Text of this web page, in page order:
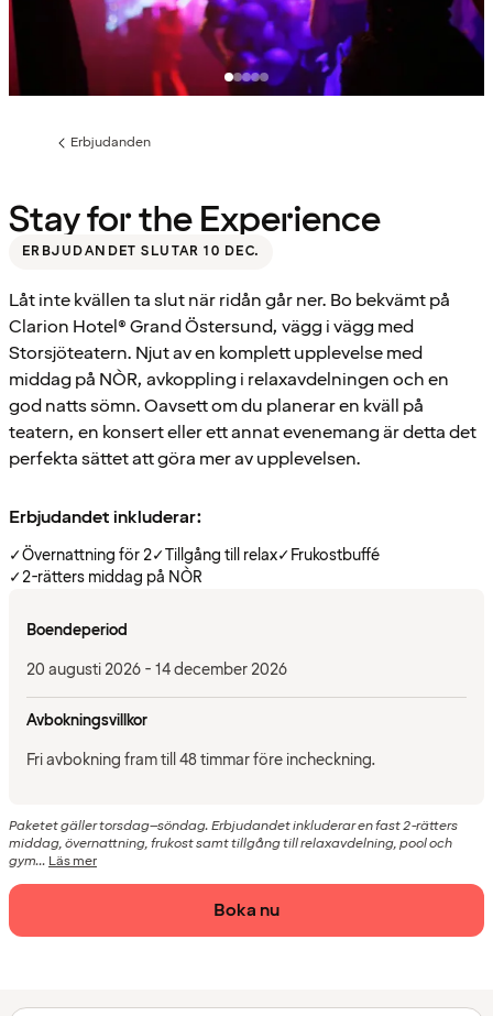
Föregående
Erbjudanden
Stay for the Experience
ERBJUDANDET SLUTAR 10 DEC.
Låt inte kvällen ta slut när ridån går ner. Bo bekvämt på
Clarion Hotel® Grand Östersund, vägg i vägg med
Storsjöteatern. Njut av en komplett upplevelse med
middag på NÒR, avkoppling i relaxavdelningen och en
god natts sömn. Oavsett om du planerar en kväll på
teatern, en konsert eller ett annat evenemang är detta det
perfekta sättet att göra mer av upplevelsen.
Erbjudandet inkluderar:
✓Övernattning för 2✓Tillgång till relax✓Frukostbuffé
✓2-rätters middag på NÒR
Boendeperiod
20 augusti 2026 - 14 december 2026
Avbokningsvillkor
Fri avbokning fram till 48 timmar före incheckning.
Paketet gäller torsdag–söndag. Erbjudandet inkluderar en fast 2-rätters
middag, övernattning, frukost samt tillgång till relaxavdelning, pool och
gym... Läs mer
Boka nu